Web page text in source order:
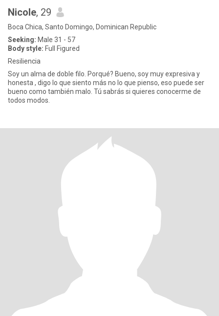
Nicole, 29
Boca Chica, Santo Domingo, Dominican Republic
Seeking: Male 31 - 57
Body style: Full Figured
Resiliencia
Soy un alma de doble filo. Porqué? Bueno, soy muy expresiva y
honesta , digo lo que siento más no lo que pienso, eso puede ser
bueno como también malo. Tú sabrás si quieres conocerme de
todos modos.